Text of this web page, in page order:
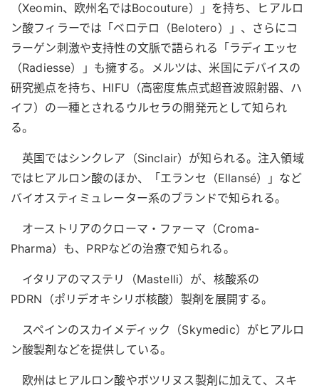
（Xeomin、欧州名ではBocouture）」を持ち、ヒアルロ
ン酸フィラーでは「ベロテロ（Belotero）」、さらにコ
ラーゲン刺激や支持性の文脈で語られる「ラディエッセ
（Radiesse）」も擁する。メルツは、米国にデバイスの
研究拠点を持ち、HIFU（高密度焦点式超音波照射器、ハ
イフ）の一種とされるウルセラの開発元として知られ
る。
英国ではシンクレア（Sinclair）が知られる。注入領域
ではヒアルロン酸のほか、「エランセ（Ellansé）」など
バイオスティミュレーター系のブランドで知られる。
オーストリアのクローマ・ファーマ（Croma-
Pharma）も、PRPなどの治療で知られる。
イタリアのマステリ（Mastelli）が、核酸系の
PDRN（ポリデオキシリボ核酸）製剤を展開する。
スペインのスカイメディック（Skymedic）がヒアルロ
ン酸製剤などを提供している。
欧州はヒアルロン酸やボツリヌス製剤に加えて、スキ